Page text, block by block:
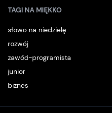
TAGI NA MIĘKKO
słowo na niedzielę
rozwój
zawód-programista
junior
biznes